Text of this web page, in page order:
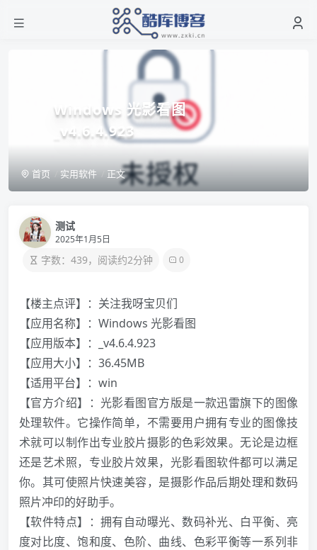
Windows 光影看图
_v4.6.4.923
首页 实用软件 正文
测试
2025年1月5日
字数：439，阅读约2分钟 0
【楼主点评】：关注我呀宝贝们
【应用名称】：Windows 光影看图
【应用版本】：_v4.6.4.923
【应用大小】：36.45MB
【适用平台】：win
【官方介绍】：光影看图官方版是一款迅雷旗下的图像
处理软件。它操作简单，不需要用户拥有专业的图像技
术就可以制作出专业胶片摄影的色彩效果。无论是边框
还是艺术照，专业胶片效果，光影看图软件都可以满足
你。其可使照片快速美容，是摄影作品后期处理和数码
照片冲印的好助手。
【软件特点】：拥有自动曝光、数码补光、白平衡、亮
度对比度、饱和度、色阶、曲线、色彩平衡等一系列非